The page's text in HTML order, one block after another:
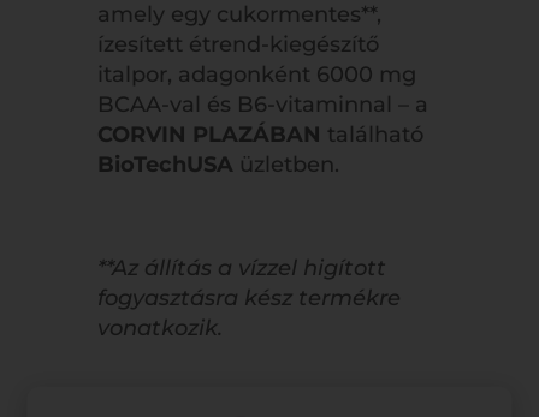
amely egy cukormentes**,
ízesített étrend-kiegészítő
italpor, adagonként 6000 mg
BCAA-val és B6-vitaminnal – a
CORVIN PLAZÁBAN található
BioTechUSA üzletben.
**Az állítás a vízzel higított
fogyasztásra kész termékre
vonatkozik.